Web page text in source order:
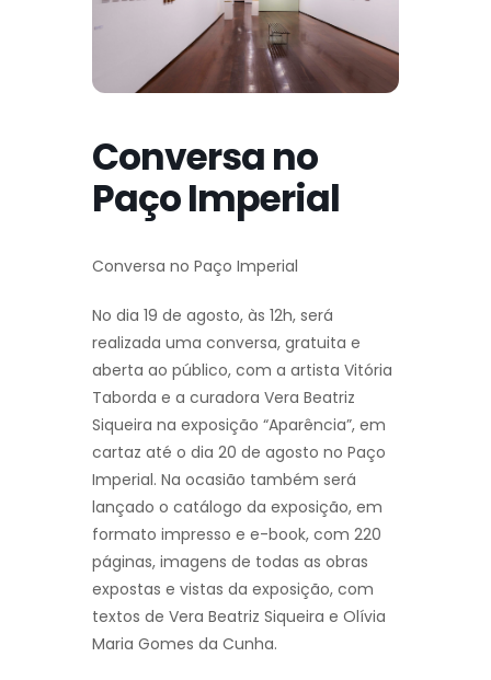
Conversa no
Paço Imperial
Conversa no Paço Imperial
No dia 19 de agosto, às 12h, será
realizada uma conversa, gratuita e
aberta ao público, com a artista Vitória
Taborda e a curadora Vera Beatriz
Siqueira na exposição “Aparência”, em
cartaz até o dia 20 de agosto no Paço
Imperial. Na ocasião também será
lançado o catálogo da exposição, em
formato impresso e e-book, com 220
páginas, imagens de todas as obras
expostas e vistas da exposição, com
textos de Vera Beatriz Siqueira e Olívia
Maria Gomes da Cunha.